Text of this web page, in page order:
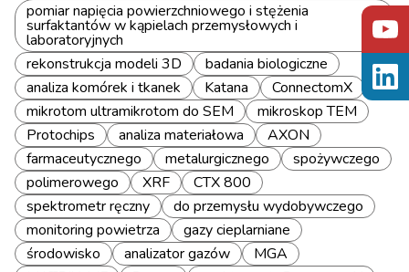
pomiar napięcia powierzchniowego i stężenia
surfaktantów w kąpielach przemysłowych i
laboratoryjnych
rekonstrukcja modeli 3D
badania biologiczne
analiza komórek i tkanek
Katana
ConnectomX
mikrotom ultramikrotom do SEM
mikroskop TEM
Protochips
analiza materiałowa
AXON
farmaceutycznego
metalurgicznego
spożywczego
polimerowego
XRF
CTX 800
spektrometr ręczny
do przemysłu wydobywczego
monitoring powietrza
gazy cieplarniane
środowisko
analizator gazów
MGA